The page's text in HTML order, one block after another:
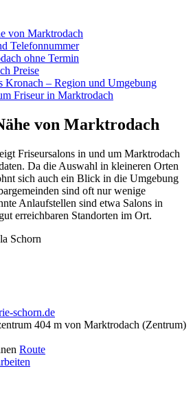
von Marktrodach
Telefonnummer
ohne Termin
Preise
Kronach – Region und Umgebung
Friseur in Marktrodach
von Marktrodach
Friseursalons in und um Marktrodach
Da die Auswahl in kleineren Orten
sich auch ein Blick in die Umgebung
sind oft nur wenige
Anlaufstellen sind etwa Salons in
erreichbaren Standorten im Ort.
Schorn
schorn.de
404 m von Marktrodach (Zentrum)
Route